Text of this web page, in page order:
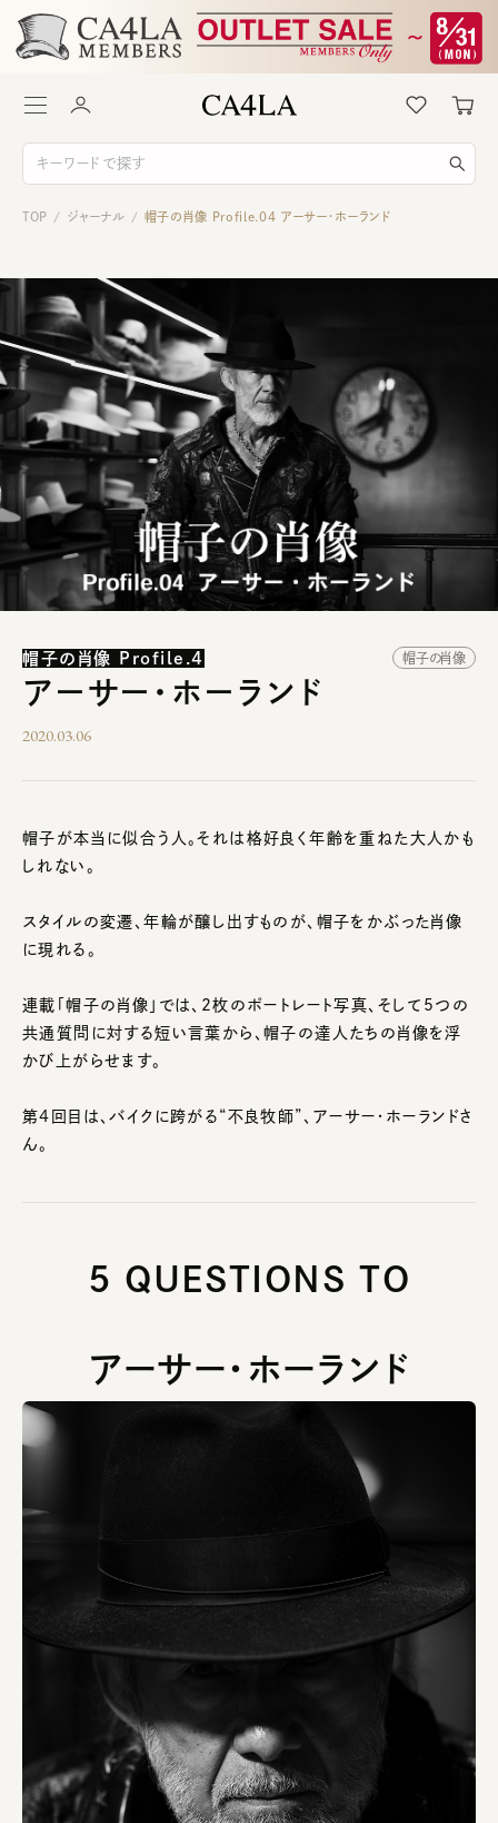
TOP / ジャーナル / 帽子の肖像 Profile.04 アーサー・ホーランド
帽子の肖像 Profile.4 帽子の肖像
アーサー・ホーランド
2020.03.06
帽子が本当に似合う人。それは格好良く年齢を重ねた大人かも
しれない。
スタイルの変遷、年輪が醸し出すものが、帽子をかぶった肖像
に現れる。
連載「帽子の肖像」では、2枚のポートレート写真、そして5つの
共通質問に対する短い言葉から、帽子の達人たちの肖像を浮
かび上がらせます。
第4回目は、バイクに跨がる“不良牧師”、アーサー・ホーランドさ
ん。
5 QUESTIONS TO
アーサー・ホーランド